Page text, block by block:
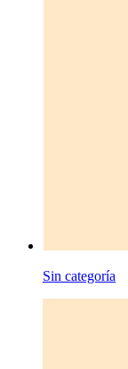
Sin categoría